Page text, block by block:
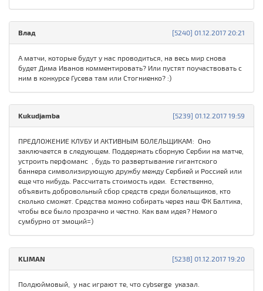
[5240] 01.12.2017 20:21
Влад
А матчи, которые будут у нас проводиться, на весь мир снова
будет Дима Иванов комментировать? Или пустят поучаствовать с
ним в конкурсе Гусева там или Стогниенко? :)
[5239] 01.12.2017 19:59
Kukudjamba
ПРЕДЛОЖЕНИЕ КЛУБУ И АКТИВНЫМ БОЛЕЛЬЩИКАМ: Оно
заключается в следующем. Поддержать сборную Сербии на матче,
устроить перфоманс , будь то развертывание гигантского
баннера символизирующую дружбу между Сербией и Россией или
еще что нибудь. Рассчитать стоимость идеи. Естественно,
объявить добровольный сбор средств среди болельщиков, кто
сколько сможет. Средства можно собирать через наш ФК Балтика,
чтобы все было прозрачно и честно. Как вам идея? Немого
сумбурно от эмоций=)
[5238] 01.12.2017 19:20
KLIMAN
Полдюймовый, у нас играют те, что cybserge указал.